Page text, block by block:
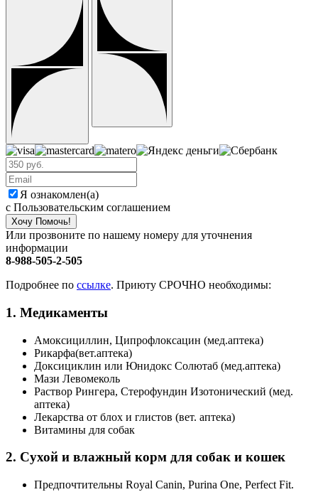
Я ознакомлен(а)
с Пользовательским соглашением
Хочу Помочь!
Или прозвоните по нашему номеру для уточнения
информации
8-988-505-2-505
Подробнее по ссылке. Приюту СРОЧНО необходимы:
1. Медикаменты
Амоксициллин, Ципрофлоксацин (мед.аптека)
Рикарфа(вет.аптека)
Доксициклин или Юнидокс Солютаб (мед.аптека)
Мази Левомеколь
Раствор Рингера, Стерофундин Изотонический (мед.
аптека)
Лекарства от блох и глистов (вет. аптека)
Витамины для собак
2. Сухой и влажный корм для собак и кошек
Предпочтительны Royal Canin, Purina One, Perfect Fit.